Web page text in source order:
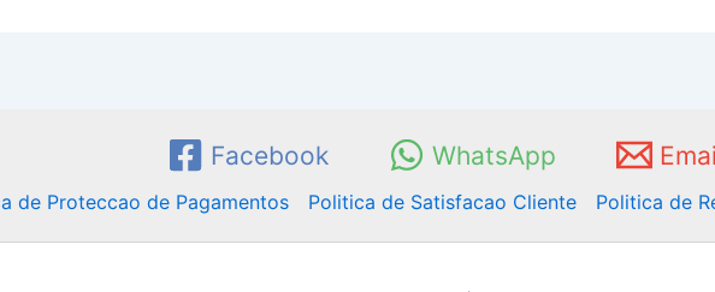
Facebook WhatsApp
de Proteccao de Pagamentos Politica de Satisfacao Cliente Politica de